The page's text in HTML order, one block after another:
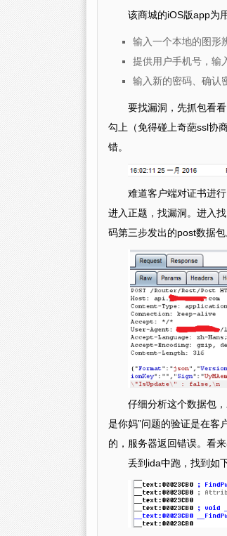
该商城的iOS版app为
输入一个本地的图形
提供用户手机号，输
输入新的密码、确认
要找漏洞，先抓包看
勾上（免得碰上奇葩ssl协
错。
难道客户端对证书进
进入正题，找漏洞。进入
码第三步发出的post数据包
仔细分析这个数据包
是你妈”问题的验证是在客
的，服务器返回错误。看
丢到ida中跑，找到如